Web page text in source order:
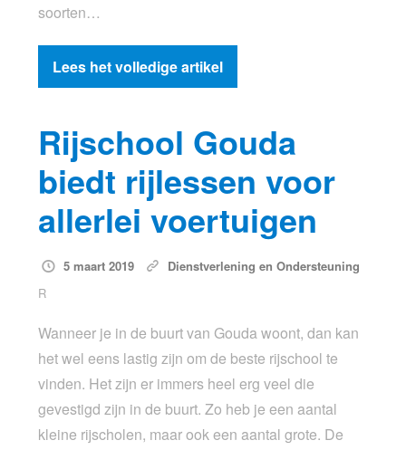
soorten…
Lees het volledige artikel
Rijschool Gouda
biedt rijlessen voor
allerlei voertuigen
5 maart 2019
Dienstverlening en Ondersteuning
R
Wanneer je in de buurt van Gouda woont, dan kan
het wel eens lastig zijn om de beste rijschool te
vinden. Het zijn er immers heel erg veel die
gevestigd zijn in de buurt. Zo heb je een aantal
kleine rijscholen, maar ook een aantal grote. De